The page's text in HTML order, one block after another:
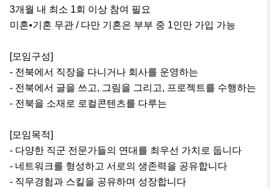
3개월 내 최소 1회 이상 참여 필요
미혼•기혼 무관 / 다만 기혼은 부부 중 1인만 가입 가능
[모임구성]
- 전북에서 직장을 다니거나 회사를 운영하는
- 전북에서 글을 쓰고, 그림을 그리고, 프로젝트를 수행하는
- 전북을 소재로 로컬콘텐츠를 다루는
[모임목적]
- 다양한 직군 전문가들의 연대를 최우선 가치로 둡니다
- 네트워크를 형성하고 서로의 생존력을 공유합니다
- 직무경험과 스킬을 공유하며 성장합니다